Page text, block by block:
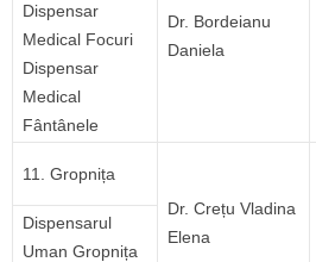
Dr. Bordeianu
Daniela
Dispensar
Medical Focuri
Dispensar
Medical
Fântânele
11. Gropnița
Dr. Crețu Vladina
Elena
Dispensarul
Uman Gropnița